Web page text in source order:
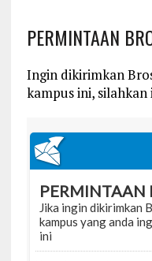
PERMINTAAN
Ingin dikirimkan
kampus ini, silahkan